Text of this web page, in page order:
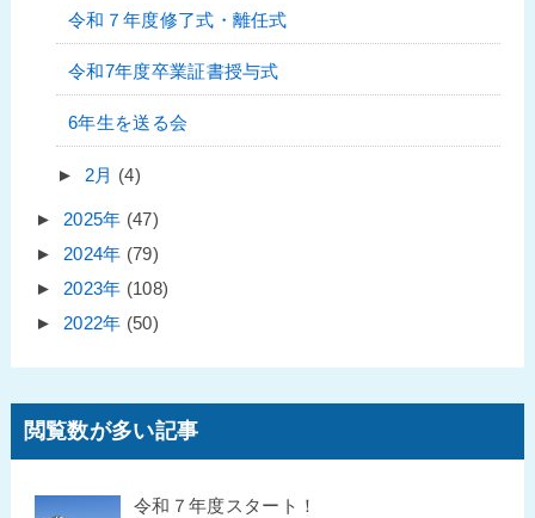
令和７年度修了式・離任式
令和7年度卒業証書授与式
6年生を送る会
► 2月 (4)
► 2025年 (47)
► 2024年 (79)
► 2023年 (108)
► 2022年 (50)
閲覧数が多い記事
令和７年度スタート！